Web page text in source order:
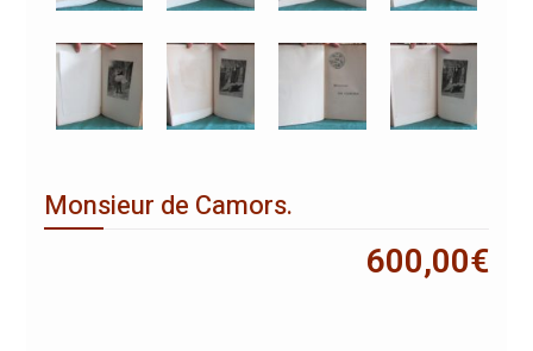
Monsieur de Camors.
600,00€